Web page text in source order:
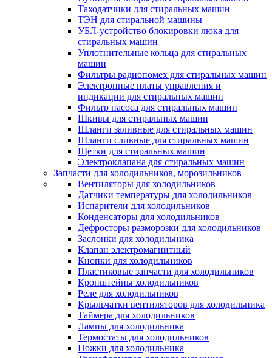
Таходатчики для стиральных машин
ТЭН для стиральной машины
УБЛ-устройство блокировки люка для
стиральных машин
Уплотнительные кольца для стиральных
машин
Фильтры радиопомех для стиральных машин
Электронные платы управления и
индикации для стиральных машин
Фильтр насоса для стиральных машин
Шкивы для стиральных машин
Шланги заливные для стиральных машин
Шланги сливные для стиральных машин
Щетки для стиральных машин
Электроклапана для стиральных машин
Запчасти для холодильников, морозильников
Вентиляторы для холодильников
Датчики температуры для холодильников
Испарители для холодильников
Конденсаторы для холодильников
Дефросторы разморозки для холодильников
Заслонки для холодильника
Клапан электромагнитный
Кнопки для холодильников
Пластиковые запчасти для холодильников
Кронштейны холодильников
Реле для холодильников
Крыльчатки вентиляторов для холодильника
Таймера для холодильников
Лампы для холодильника
Термостаты для холодильников
Ножки для холодильника